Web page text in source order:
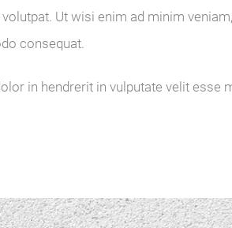
Ut wisi enim ad minim
consequat.
in hendrerit in vulputate velit